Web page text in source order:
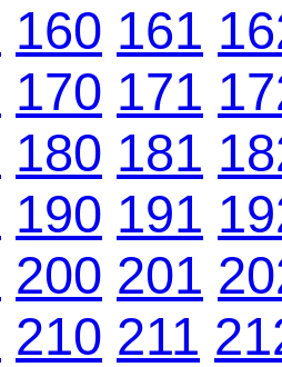
160 161
170 171
180 181
190 191
200 201
210 211